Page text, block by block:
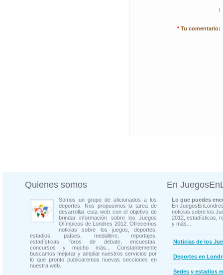
:
* Tu comentario:
Quienes somos
Somos un grupo de aficionados a los
deportes. Nos propusimos la tarea de
desarrollar esta web con el objetivo de
brindar información sobre los Juegos
Olímpicos de Londres 2012. Ofrecemos
noticias sobre los juegos, deportes,
estadios, países, medallero, reportajes,
estadísticas, foros de debate, encuestas,
concursos y mucho más... Constantemente
buscamos mejorar y ampliar nuestros servicios por
lo que pronto publicaremos nuevas secciones en
nuestra web.
En
Lo que puedes
En
noticias sobre los
2012, estadísticas,
y más...
Noticias de los
Deportes en
Sedes y estadios